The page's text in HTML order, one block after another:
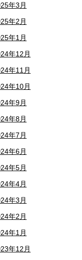
年3月
年2月
年1月
年12月
年11月
年10月
年9月
年8月
年7月
年6月
年5月
年4月
年3月
年2月
年1月
年12月